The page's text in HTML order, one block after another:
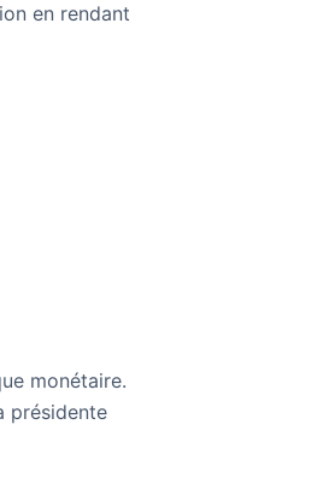
en rendant
monétaire.
présidente